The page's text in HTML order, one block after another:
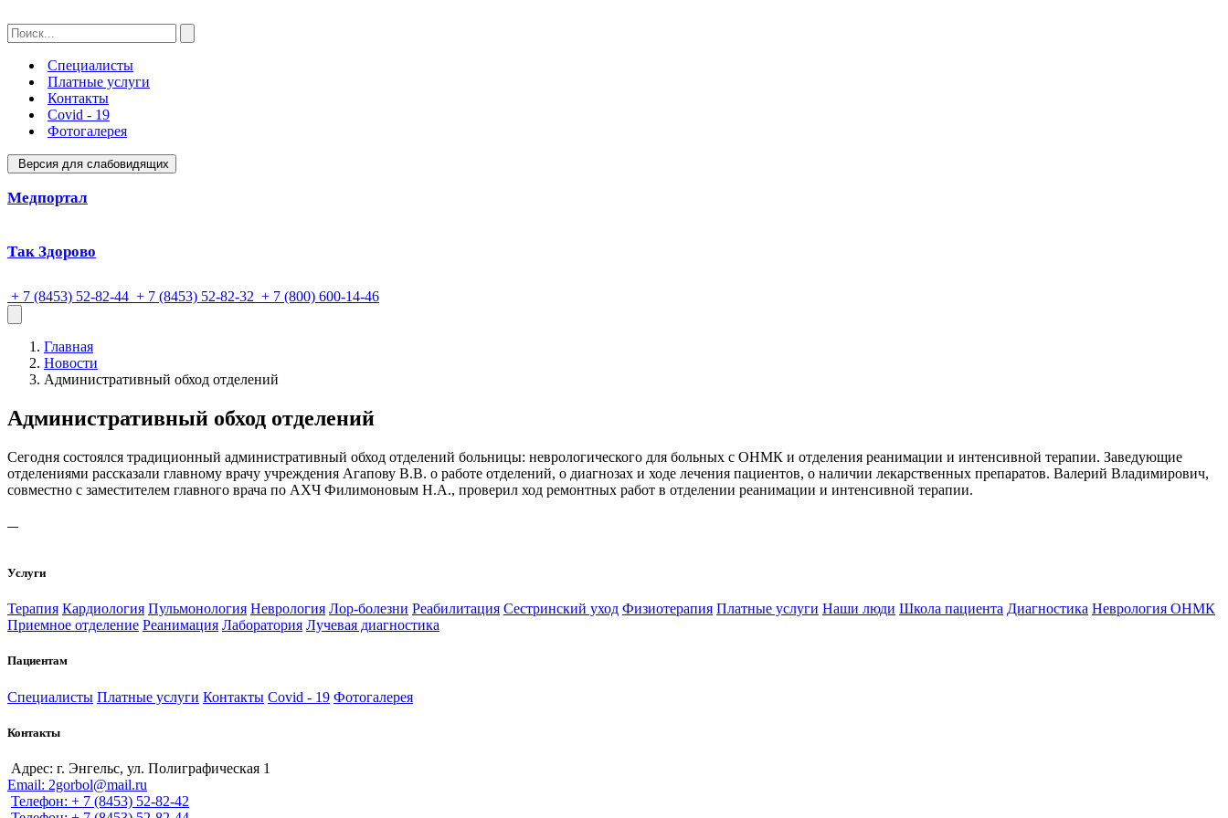
Специалисты
Платные услуги
Контакты
Covid - 19
Фотогалерея
Версия для слабовидящих
Медпортал
Так Здорово
+ 7 (8453) 52-82-44 + 7 (8453) 52-82-32 + 7 (800) 600-14-46
Главная
Новости
Административный обход отделений
Административный обход отделений
Сегодня состоялся традиционный административный обход отделений больницы: неврологического для больных с ОНМК и отделения реанимации и интенсивной терапии. Заведующие
отделениями рассказали главному врачу учреждения Агапову В.В. о работе отделений, о диагнозах и ходе лечения пациентов, о наличии лекарственных препаратов. Валерий Владимирович,
совместно с заместителем главного врача по АХЧ Филимоновым Н.А., проверил ход ремонтных работ в отделении реанимации и интенсивной терапии.
Услуги
Терапия Кардиология Пульмонология Неврология Лор-болезни Реабилитация Сестринский уход Физиотерапия Платные услуги Наши люди Школа пациента Диагностика Неврология ОНМК
Приемное отделение Реанимация Лаборатория Лучевая диагностика
Пациентам
Специалисты Платные услуги Контакты Covid - 19 Фотогалерея
Контакты
Адрес: г. Энгельс, ул. Полиграфическая 1
Email: 2gorbol@mail.ru
Телефон: + 7 (8453) 52-82-42